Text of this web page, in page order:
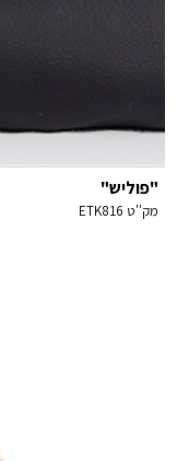
"פוליש"
מק''ט ETK816